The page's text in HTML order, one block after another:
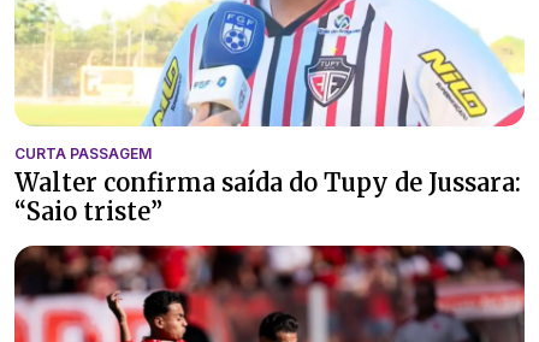
CURTA PASSAGEM
Walter confirma saída do Tupy de Jussara:
“Saio triste”